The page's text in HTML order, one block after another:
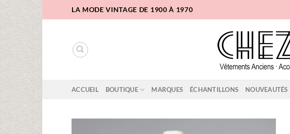
au
LA MODE VINTAGE DE 1900 À 1970
ACCUEIL BOUTIQUE MARQUES ÉCHANTILLONS NOUVEAUTÉS